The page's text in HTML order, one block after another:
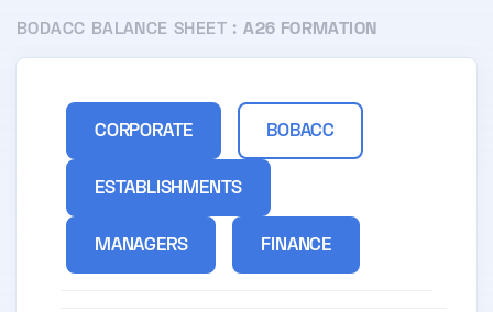
BODACC BALANCE SHEET :A26 FORMATION
CORPORATE BOBACC
ESTABLISHMENTS
MANAGERS FINANCE